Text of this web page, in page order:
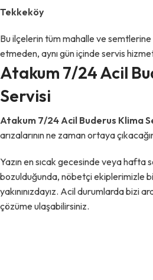
Tekkeköy
Bu ilçelerin tüm mahalle ve
etmeden, aynı gün içinde servis
Atakum 7/24 Acil
Servisi
Atakum 7/24 Acil Buderus Klima
arızalarının ne zaman ortaya
Yazın en sıcak gecesinde veya hafta
bozulduğunda, nöbetçi ekiplerimizle
yakınınızdayız. Acil durumlarda bizi
çözüme ulaşabilirsiniz.